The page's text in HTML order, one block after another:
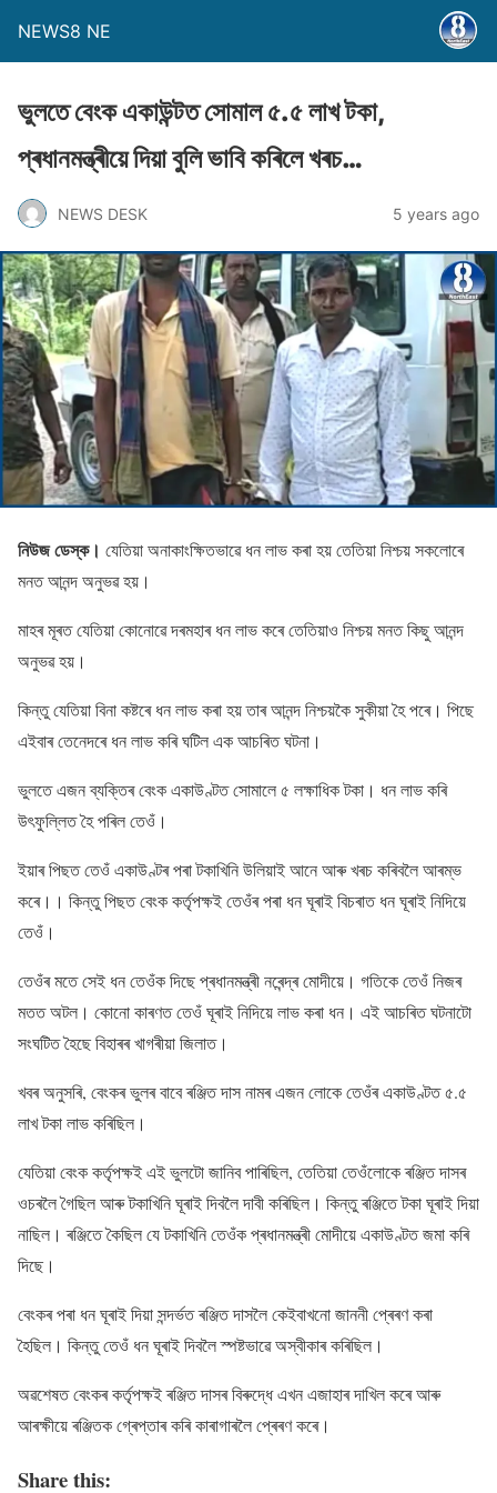
NEWS8 NE
ভুলতে বেংক একাউন্টত সোমাল ৫.৫ লাখ টকা,
প্ৰধানমন্ত্ৰীয়ে দিয়া বুলি ভাবি কৰিলে খৰচ…
NEWS DESK 5 years ago
নিউজ ডেস্ক। যেতিয়া অনাকাংক্ষিতভাৱে ধন লাভ কৰা হয় তেতিয়া নিশ্চয় সকলোৰে
মনত আনন্দ অনুভৱ হয়।
মাহৰ মূৰত যেতিয়া কোনোৱে দৰমহাৰ ধন লাভ কৰে তেতিয়াও নিশ্চয় মনত কিছু আনন্দ
অনুভৱ হয়।
কিন্তু যেতিয়া বিনা কষ্টৰে ধন লাভ কৰা হয় তাৰ আনন্দ নিশ্চয়কৈ সুকীয়া হৈ পৰে। পিছে
এইবাৰ তেনেদৰে ধন লাভ কৰি ঘটিল এক আচৰিত ঘটনা।
ভুলতে এজন ব্যক্তিৰ বেংক একাউণ্টত সোমালে ৫ লক্ষাধিক টকা। ধন লাভ কৰি
উৎফুল্লিত হৈ পৰিল তেওঁ।
ইয়াৰ পিছত তেওঁ একাউণ্টৰ পৰা টকাখিনি উলিয়াই আনে আৰু খৰচ কৰিবলৈ আৰম্ভ
কৰে।। কিন্তু পিছত বেংক কৰ্তৃপক্ষই তেওঁৰ পৰা ধন ঘূৰাই বিচৰাত ধন ঘূৰাই নিদিয়ে
তেওঁ।
তেওঁৰ মতে সেই ধন তেওঁক দিছে প্ৰধানমন্ত্ৰী নৰেন্দ্ৰ মোদীয়ে। গতিকে তেওঁ নিজৰ
মতত অটল। কোনো কাৰণত তেওঁ ঘূৰাই নিদিয়ে লাভ কৰা ধন। এই আচৰিত ঘটনাটো
সংঘটিত হৈছে বিহাৰৰ খাগৰীয়া জিলাত।
খবৰ অনুসৰি, বেংকৰ ভুলৰ বাবে ৰঞ্জিত দাস নামৰ এজন লোকে তেওঁৰ একাউণ্টত ৫.৫
লাখ টকা লাভ কৰিছিল।
যেতিয়া বেংক কৰ্তৃপক্ষই এই ভুলটো জানিব পাৰিছিল, তেতিয়া তেওঁলোকে ৰঞ্জিত দাসৰ
ওচৰলৈ গৈছিল আৰু টকাখিনি ঘূৰাই দিবলৈ দাবী কৰিছিল। কিন্তু ৰঞ্জিতে টকা ঘূৰাই দিয়া
নাছিল। ৰঞ্জিতে কৈছিল যে টকাখিনি তেওঁক প্ৰধানমন্ত্ৰী মোদীয়ে একাউণ্টত জমা কৰি
দিছে।
বেংকৰ পৰা ধন ঘূৰাই দিয়া সন্দৰ্ভত ৰঞ্জিত দাসলৈ কেইবাখনো জাননী প্ৰেৰণ কৰা
হৈছিল। কিন্তু তেওঁ ধন ঘূৰাই দিবলৈ স্পষ্টভাৱে অস্বীকাৰ কৰিছিল।
অৱশেষত বেংকৰ কৰ্তৃপক্ষই ৰঞ্জিত দাসৰ বিৰুদ্ধে এখন এজাহাৰ দাখিল কৰে আৰু
আৰক্ষীয়ে ৰঞ্জিতক গ্ৰেপ্তাৰ কৰি কাৰাগাৰলৈ প্ৰেৰণ কৰে।
Share this: